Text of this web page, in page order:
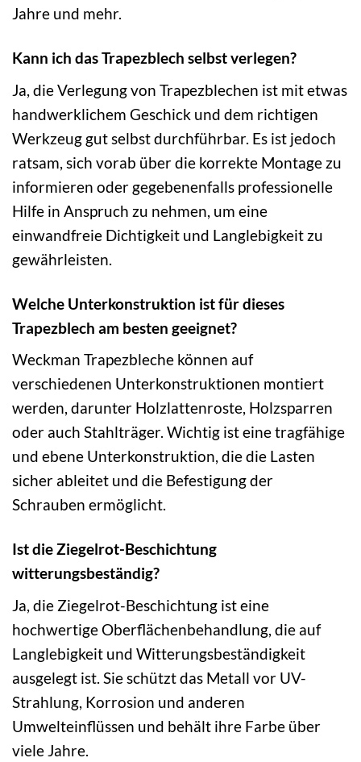
Jahre und mehr.
Kann ich das Trapezblech selbst verlegen?
Ja, die Verlegung von Trapezblechen ist mit etwas
handwerklichem Geschick und dem richtigen
Werkzeug gut selbst durchführbar. Es ist jedoch
ratsam, sich vorab über die korrekte Montage zu
informieren oder gegebenenfalls professionelle
Hilfe in Anspruch zu nehmen, um eine
einwandfreie Dichtigkeit und Langlebigkeit zu
gewährleisten.
Welche Unterkonstruktion ist für dieses
Trapezblech am besten geeignet?
Weckman Trapezbleche können auf
verschiedenen Unterkonstruktionen montiert
werden, darunter Holzlattenroste, Holzsparren
oder auch Stahlträger. Wichtig ist eine tragfähige
und ebene Unterkonstruktion, die die Lasten
sicher ableitet und die Befestigung der
Schrauben ermöglicht.
Ist die Ziegelrot-Beschichtung
witterungsbeständig?
Ja, die Ziegelrot-Beschichtung ist eine
hochwertige Oberflächenbehandlung, die auf
Langlebigkeit und Witterungsbeständigkeit
ausgelegt ist. Sie schützt das Metall vor UV-
Strahlung, Korrosion und anderen
Umwelteinflüssen und behält ihre Farbe über
viele Jahre.